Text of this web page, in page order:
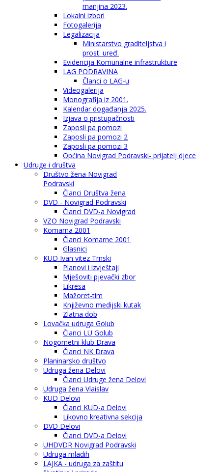
manjina 2023.
Lokalni izbori
Fotogalerija
Legalizacija
Ministarstvo graditeljstva i
prost. uređ.
Evidencija Komunalne infrastrukture
LAG PODRAVINA
Članci o LAG-u
Videogalerija
Monografija iz 2001.
Kalendar događanja 2025.
Izjava o pristupačnosti
Zaposli pa pomozi
Zaposli pa pomozi 2
Zaposli pa pomozi 3
Općina Novigrad Podravski- prijatelj djece
Udruge i društva
Društvo žena Novigrad
Podravski
Članci Društva žena
DVD - Novigrad Podravski
Članci DVD-a Novigrad
VZO Novigrad Podravski
Komarna 2001
Članci Komarne 2001
Glasnici
KUD Ivan vitez Trnski
Planovi i izvještaji
Mješoviti pjevački zbor
Likresa
Mažoret-tim
Književno medijski kutak
Zlatna dob
Lovačka udruga Golub
Članci LU Golub
Nogometni klub Drava
Članci NK Drava
Planinarsko društvo
Udruga žena Delovi
Članci Udruge žena Delovi
Udruga žena Vlaislav
KUD Delovi
Članci KUD-a Delovi
Likovno kreativna sekcija
DVD Delovi
Članci DVD-a Delovi
UHDVDR Novigrad Podravski
Udruga mladih
LAJKA - udruga za zaštitu